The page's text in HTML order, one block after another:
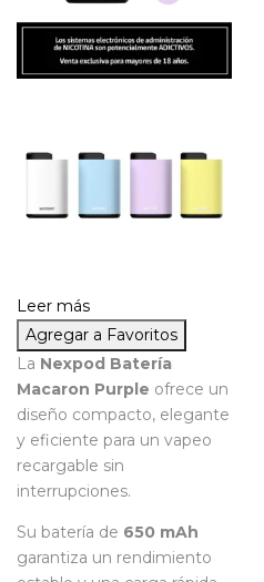
Leer más
Agregar a Favoritos
La Nexpod Batería
Macaron Purple ofrece un
diseño compacto, elegante
y eficiente para un vapeo
recargable sin
interrupciones.
Su batería de 650 mAh
garantiza un rendimiento